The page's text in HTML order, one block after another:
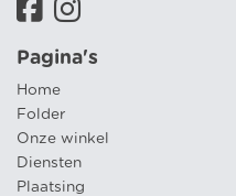
Pagina's
Home
Folder
Onze winkel
Diensten
Plaatsing